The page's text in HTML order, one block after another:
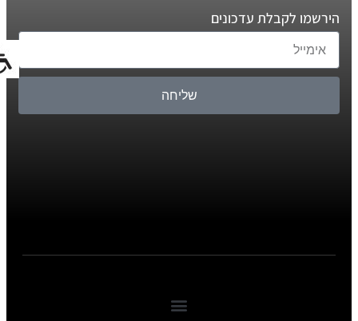
הירשמו לקבלת עדכונים
שליחה